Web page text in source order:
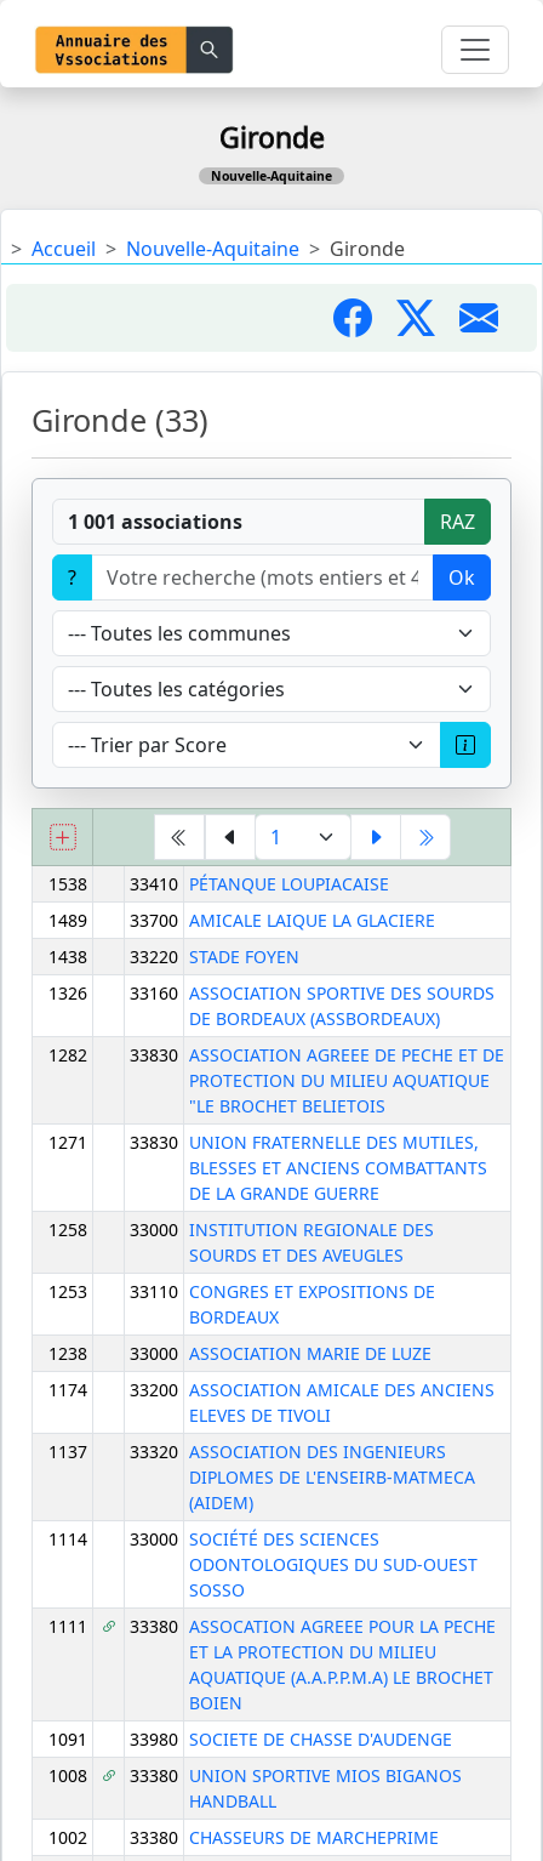
Gironde
Nouvelle-Aquitaine
Accueil Nouvelle-Aquitaine Gironde
Gironde (33)
1 001 associations RAZ
? Ok
1538 33410 PÉTANQUE LOUPIACAISE
1489
33700 AMICALE LAIQUE LA GLACIERE
1438
33220 STADE FOYEN
1326
33160 ASSOCIATION SPORTIVE DES SOURDS
DE BORDEAUX (ASSBORDEAUX)
1282
33830 ASSOCIATION AGREEE DE PECHE ET DE
PROTECTION DU MILIEU AQUATIQUE
"LE BROCHET BELIETOIS
1271
33830 UNION FRATERNELLE DES MUTILES,
BLESSES ET ANCIENS COMBATTANTS
DE LA GRANDE GUERRE
1258
33000 INSTITUTION REGIONALE DES
SOURDS ET DES AVEUGLES
1253
33110 CONGRES ET EXPOSITIONS DE
BORDEAUX
1238
33000 ASSOCIATION MARIE DE LUZE
1174
33200 ASSOCIATION AMICALE DES ANCIENS
ELEVES DE TIVOLI
1137
33320 ASSOCIATION DES INGENIEURS
DIPLOMES DE L'ENSEIRB-MATMECA
(AIDEM)
1114
33000 SOCIÉTÉ DES SCIENCES
ODONTOLOGIQUES DU SUD-OUEST
SOSSO
1111
33380 ASSOCATION AGREEE POUR LA PECHE
ET LA PROTECTION DU MILIEU
AQUATIQUE (A.A.P.P.M.A) LE BROCHET
BOIEN
1091
33980 SOCIETE DE CHASSE D'AUDENGE
1008
33380 UNION SPORTIVE MIOS BIGANOS
HANDBALL
1002
33380 CHASSEURS DE MARCHEPRIME